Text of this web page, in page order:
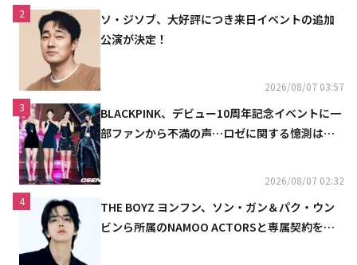
2
ソ・ジソブ、大好評につき来日イベントの追加
公演が決定！
2026/08/07 03:57
3
BLACKPINK、デビュー10周年記念イベントに一
部ファンから不満の声…ロゼに関する憶測は否
2026/08/07 02:32
4
THE BOYZ ヨンフン、ソン・ガン＆パク・ウン
ビンら所属のNAMOO ACTORSと専属契約を締